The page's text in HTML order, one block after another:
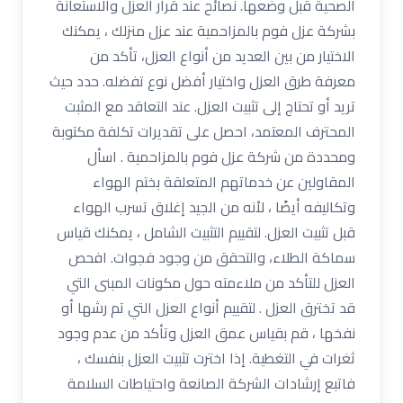
الصحية قبل وضعها. نصائح عند قرار العزل والاستعانة
بشركة عزل فوم بالمزاحمية عند عزل منزلك ، يمكنك
الاختيار من بين العديد من أنواع العزل، تأكد من
معرفة طرق العزل واختيار أفضل نوع تفضله. حدد حيث
تريد أو تحتاج إلى تثبيت العزل. عند التعاقد مع المثبت
المحترف المعتمد، احصل على تقديرات تكلفة مكتوبة
ومحددة من شركة عزل فوم بالمزاحمية . اسأل
المقاولين عن خدماتهم المتعلقة بختم الهواء
وتكاليفه أيضًا ، لأنه من الجيد إغلاق تسرب الهواء
قبل تثبيت العزل. لتقييم التثبيت الشامل ، يمكنك قياس
سماكة الطلاء، والتحقق من وجود فجوات. افحص
العزل للتأكد من ملاءمته حول مكونات المبنى التي
قد تخترق العزل . لتقييم أنواع العزل التي تم رشها أو
نفخها ، قم بقياس عمق العزل وتأكد من عدم وجود
ثغرات في التغطية. إذا اخترت تثبيت العزل بنفسك ،
فاتبع إرشادات الشركة الصانعة واحتياطات السلامة